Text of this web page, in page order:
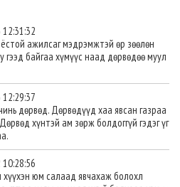
ажилсаг мэдрэмжтэй өр зөөлөн
гээд байгаа хүмүүс наад дөрвөдөө муул
дөрвөд. Дөрвөдүүд хаа явсан газраа
хүнтэй ам зөрж болдоггүй гэдэг үг
хүүхэн юм салаад явчахаж болохл